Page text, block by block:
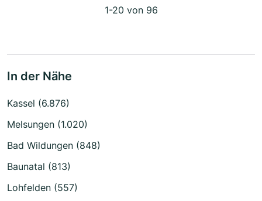
1-20 von 96
In der Nähe
Kassel (6.876)
Melsungen (1.020)
Bad Wildungen (848)
Baunatal (813)
Lohfelden (557)